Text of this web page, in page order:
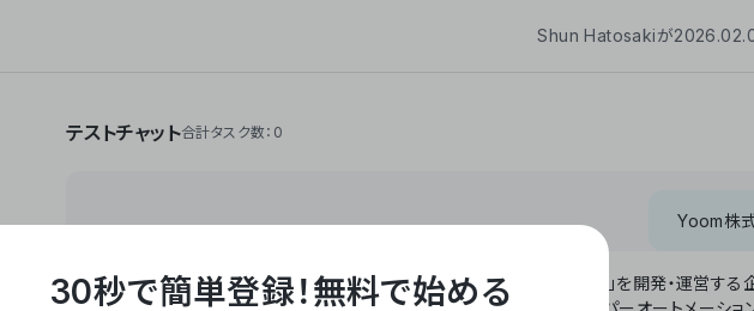
Shun Hatosakiが
テストチャット合計タスク数：0
Yoom株
**Yoom株式会社は、ビジネスオートメーションSaaS「Yoom」を開発・運営する企
30秒で簡単登録！無料で始める